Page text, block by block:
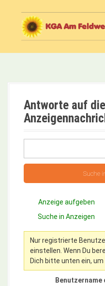
t
Antworte auf die
c
e
Anzeige aufgeben
Suche in Anzeigen
Nur registrierte
einstellen. Wenn Du
Dich bitte unten ein,
Benutzername